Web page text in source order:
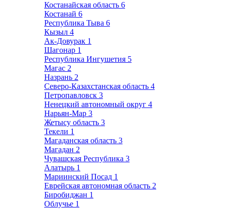
Костанайская область 6
Костанай 6
Республика Тыва 6
Кызыл 4
Ак-Довурак 1
Шагонар 1
Республика Ингушетия 5
Магас 2
Назрань 2
Северо-Казахстанская область 4
Петропавловск 3
Ненецкий автономный округ 4
Нарьян-Мар 3
Жетысу область 3
Текели 1
Магаданская область 3
Магадан 2
Чувашская Республика 3
Алатырь 1
Мариинский Посад 1
Еврейская автономная область 2
Биробиджан 1
Облучье 1